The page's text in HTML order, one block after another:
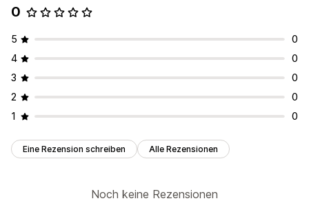
0
5
0
4
0
3
0
2
0
1
0
Eine Rezension schreiben Alle Rezensionen
Noch keine Rezensionen